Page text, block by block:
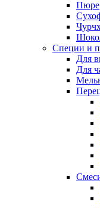
Пюре
Специи и
Для
Для